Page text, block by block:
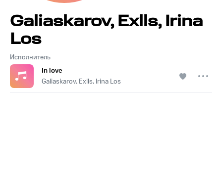
Исполнитель
Galiaskarov, Exlls, Irina
Los
In love
Galiaskarov, Exlls, Irina Los